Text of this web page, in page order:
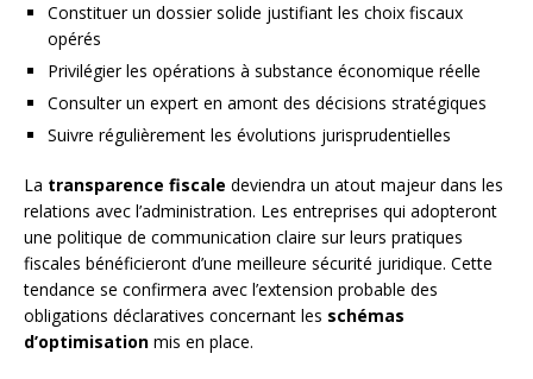
Constituer un dossier solide justifiant les choix fiscaux
opérés
Privilégier les opérations à substance économique réelle
Consulter un expert en amont des décisions stratégiques
Suivre régulièrement les évolutions jurisprudentielles
La transparence fiscale deviendra un atout majeur dans les
relations avec l’administration. Les entreprises qui adopteront
une politique de communication claire sur leurs pratiques
fiscales bénéficieront d’une meilleure sécurité juridique. Cette
tendance se confirmera avec l’extension probable des
obligations déclaratives concernant les schémas
d’optimisation mis en place.